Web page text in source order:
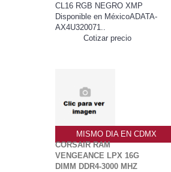
CL16 RGB NEGRO XMP
Disponible en MéxicoADATA-
AX4U320071..
Cotizar precio
MISMO DIA EN CDMX
CORSAIR RAM
VENGEANCE LPX 16G
DIMM DDR4-3000 MHZ